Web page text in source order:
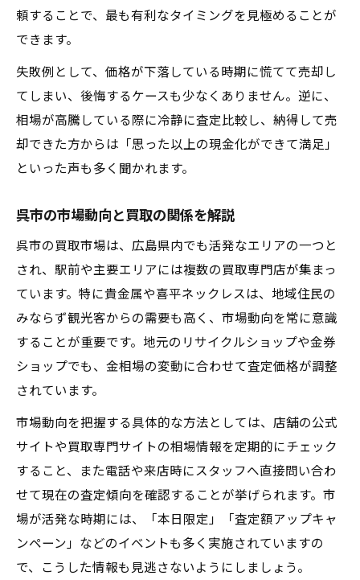
頼することで、最も有利なタイミングを見極めることが
できます。
失敗例として、価格が下落している時期に慌てて売却し
てしまい、後悔するケースも少なくありません。逆に、
相場が高騰している際に冷静に査定比較し、納得して売
却できた方からは「思った以上の現金化ができて満足」
といった声も多く聞かれます。
呉市の市場動向と買取の関係を解説
呉市の買取市場は、広島県内でも活発なエリアの一つと
され、駅前や主要エリアには複数の買取専門店が集まっ
ています。特に貴金属や喜平ネックレスは、地域住民の
みならず観光客からの需要も高く、市場動向を常に意識
することが重要です。地元のリサイクルショップや金券
ショップでも、金相場の変動に合わせて査定価格が調整
されています。
市場動向を把握する具体的な方法としては、店舗の公式
サイトや買取専門サイトの相場情報を定期的にチェック
すること、また電話や来店時にスタッフへ直接問い合わ
せて現在の査定傾向を確認することが挙げられます。市
場が活発な時期には、「本日限定」「査定額アップキャ
ンペーン」などのイベントも多く実施されていますの
で、こうした情報も見逃さないようにしましょう。